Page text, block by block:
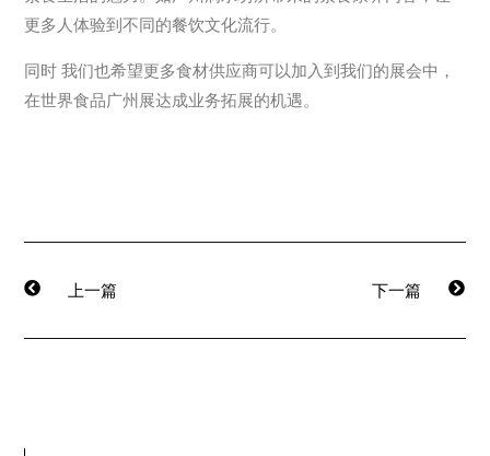
更多人体验到不同的餐饮文化流行。
同时 我们也希望更多食材供应商可以加入到我们的展会中，
在世界食品广州展达成业务拓展的机遇。
上一篇 下一篇